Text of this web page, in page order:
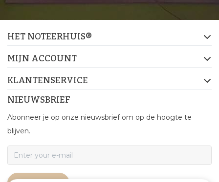
HET NOTEERHUIS®
MIJN ACCOUNT
KLANTENSERVICE
NIEUWSBRIEF
Abonneer je op onze nieuwsbrief om op de hoogte te
blijven.